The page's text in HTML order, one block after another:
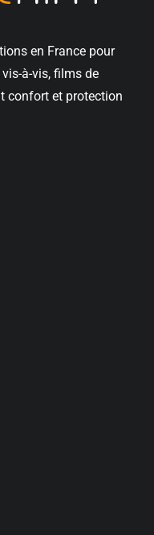
en France pour
à-vis, films de
confort et protection